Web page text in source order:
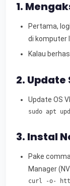
1.
Pertama,
di komputer
Kalau
2. Update
Update OS
sudo apt
3. Instal
Pake
Manager
curl -o-